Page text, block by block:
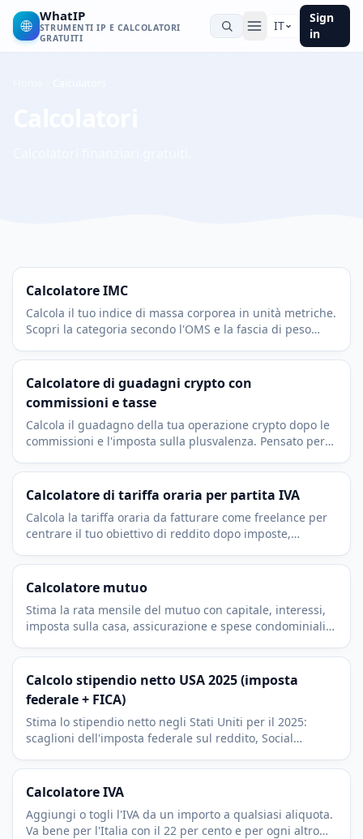
🌐
WhatIP
STRUMENTI IP E CALCOLATORI
GRATUITI
IT
Sign
in
Calcolatore IMC
Calcola il tuo indice di massa corporea in unità metriche.
Scopri la categoria secondo l'OMS e la fascia di peso
Calcolatore di guadagni crypto con
commissioni e tasse
Calcola il guadagno della tua operazione crypto dopo le
commissioni e l'imposta sulla plusvalenza. Pensato per
Calcolatore di tariffa oraria per partita IVA
Calcola la tariffa oraria da fatturare come freelance per
centrare il tuo obiettivo di reddito dopo imposte,
Calcolatore mutuo
Stima la rata mensile del mutuo con capitale, interessi,
imposta sulla casa, assicurazione e spese condominiali.
Calcolo stipendio netto USA 2025 (imposta
federale + FICA)
Stima lo stipendio netto negli Stati Uniti per il 2025:
scaglioni dell'imposta federale sul reddito, Social
401(k).
Calcolatore IVA
Aggiungi o togli l'IVA da un importo a qualsiasi aliquota.
Va bene per l'Italia con il 22 per cento e per ogni altro